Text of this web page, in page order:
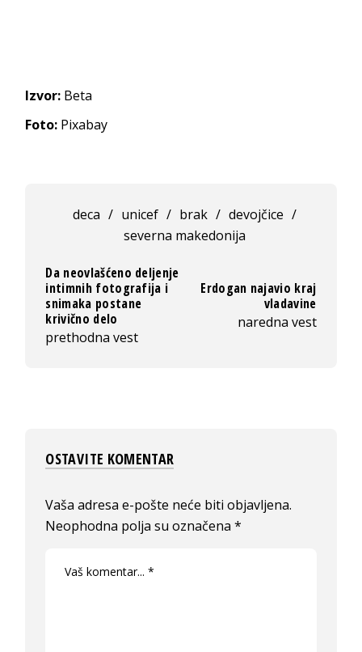
Izvor: Beta
Foto: Pixabay
deca / unicef / brak / devojčice /
severna makedonija
Da neovlašćeno deljenje
intimnih fotografija i
snimaka postane
krivično delo
prethodna vest
Erdogan najavio kraj
vladavine
naredna vest
OSTAVITE KOMENTAR
Vaša adresa e-pošte neće biti objavljena.
Neophodna polja su označena*